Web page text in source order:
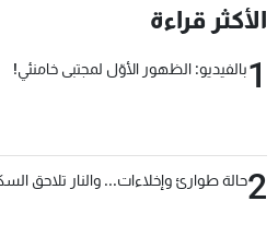
الأكثر قراءة
1بالفيديو: الظهور الأوّل لمجتبى خامنئي!
2حالة طوارئ وإخلاءات... والنار تلاحق